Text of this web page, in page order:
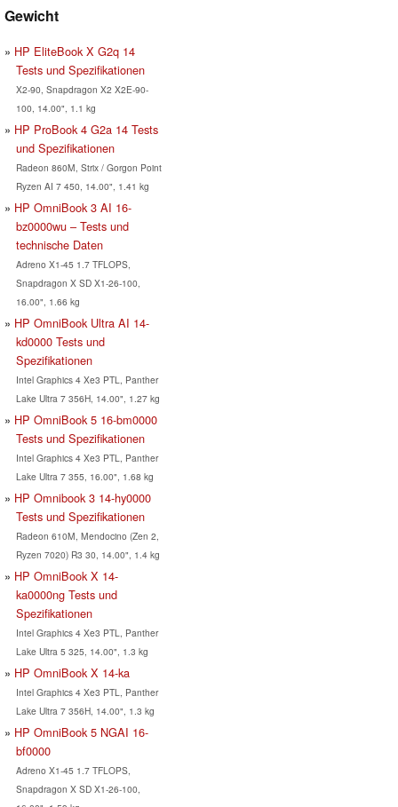
Gewicht
HP EliteBook X G2q 14
Tests und Spezifikationen
X2-90, Snapdragon X2 X2E-90-
100, 14.00", 1.1 kg
HP ProBook 4 G2a 14 Tests
und Spezifikationen
Radeon 860M, Strix / Gorgon Point
Ryzen AI 7 450, 14.00", 1.41 kg
HP OmniBook 3 AI 16-
bz0000wu – Tests und
technische Daten
Adreno X1-45 1.7 TFLOPS,
Snapdragon X SD X1-26-100,
16.00", 1.66 kg
HP OmniBook Ultra AI 14-
kd0000 Tests und
Spezifikationen
Intel Graphics 4 Xe3 PTL, Panther
Lake Ultra 7 356H, 14.00", 1.27 kg
HP OmniBook 5 16-bm0000
Tests und Spezifikationen
Intel Graphics 4 Xe3 PTL, Panther
Lake Ultra 7 355, 16.00", 1.68 kg
HP Omnibook 3 14-hy0000
Tests und Spezifikationen
Radeon 610M, Mendocino (Zen 2,
Ryzen 7020) R3 30, 14.00", 1.4 kg
HP OmniBook X 14-
ka0000ng Tests und
Spezifikationen
Intel Graphics 4 Xe3 PTL, Panther
Lake Ultra 5 325, 14.00", 1.3 kg
HP OmniBook X 14-ka
Intel Graphics 4 Xe3 PTL, Panther
Lake Ultra 7 356H, 14.00", 1.3 kg
HP OmniBook 5 NGAI 16-
bf0000
Adreno X1-45 1.7 TFLOPS,
Snapdragon X SD X1-26-100,